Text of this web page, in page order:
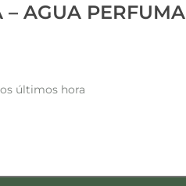
– AGUA
últimos hora